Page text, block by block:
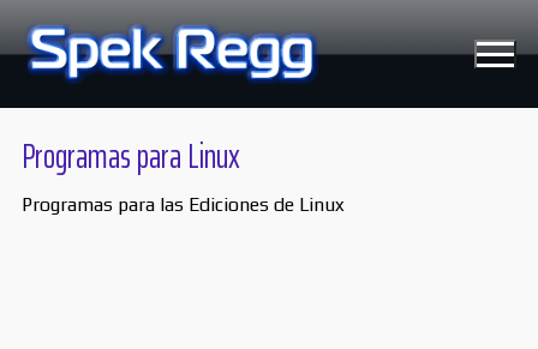
al
contenido
Programas para Linux
Programas para las Ediciones de Linux